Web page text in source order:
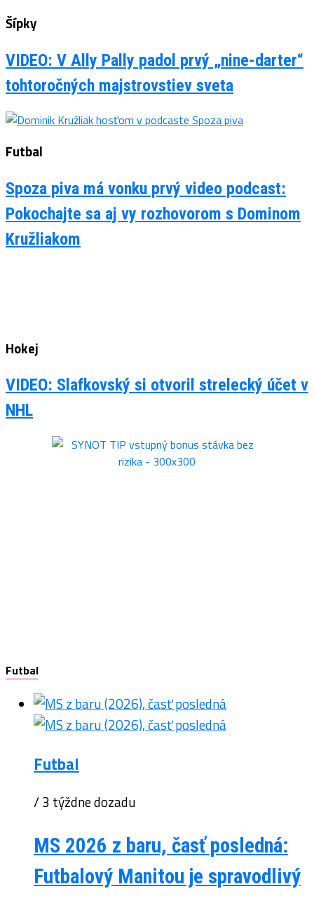
Šípky
VIDEO: V Ally Pally padol prvý „nine-darter“
tohtoročných majstrovstiev sveta
Futbal
Spoza piva má vonku prvý video podcast:
Pokochajte sa aj vy rozhovorom s Dominom
Kružliakom
Hokej
VIDEO: Slafkovský si otvoril strelecký účet v
NHL
Futbal
Futbal
/ 3 týždne dozadu
MS 2026 z baru, časť posledná:
Futbalový Manitou je spravodlivý